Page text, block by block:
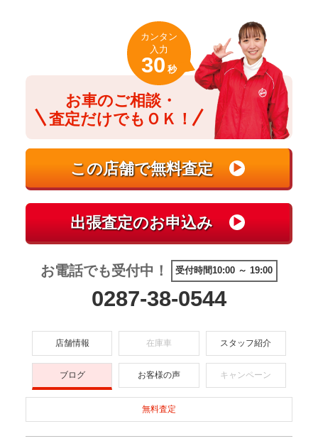
お車のご相談・
査定だけでもＯＫ！
カンタン
入力
30 秒
お電話でも受付中！ 受付時間10:00 ～ 19:00
0287-38-0544
店舗情報 在庫車 スタッフ紹介
ブログ お客様の声 キャンペーン
無料査定